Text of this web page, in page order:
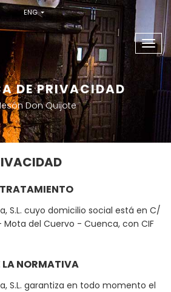
ENG
DE PRIVACIDAD
Don Quijote
TRATAMIENTO
S.L. cuyo domicilio social está en C/
Mota del Cuervo - Cuenca, con CIF
LA NORMATIVA
S.L. garantiza en todo momento el